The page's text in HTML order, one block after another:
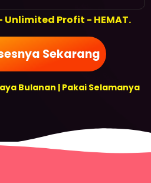
Unlimited Profit - HEMAT.
Sekarang
Bulanan | Pakai Selamanya